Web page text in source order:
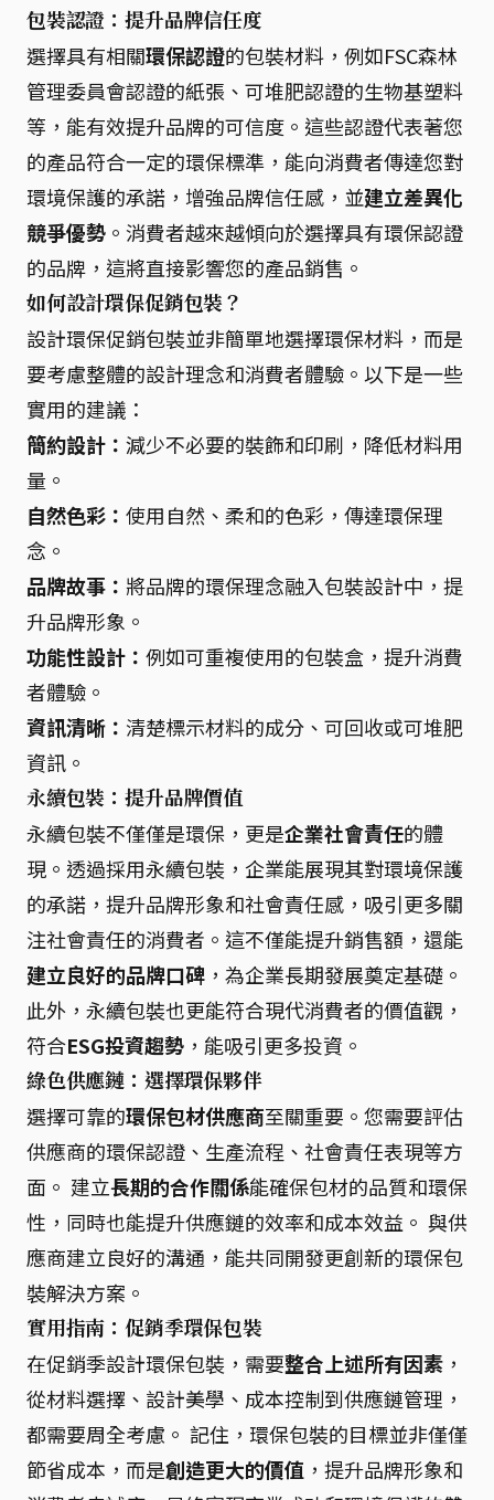
包裝認證：提升品牌信任度
選擇具有相關環保認證的包裝材料，例如FSC森林
管理委員會認證的紙張、可堆肥認證的生物基塑料
等，能有效提升品牌的可信度。這些認證代表著您
的產品符合一定的環保標準，能向消費者傳達您對
環境保護的承諾，增強品牌信任感，並建立差異化
競爭優勢 。消費者越來越傾向於選擇具有環保認證
的品牌，這將直接影響您的產品銷售。
如何設計環保促銷包裝？
設計環保促銷包裝並非簡單地選擇環保材料，而是
要考慮整體的設計理念和消費者體驗。以下是一些
實用的建議：
簡約設計： 減少不必要的裝飾和印刷，降低材料用
量。
自然色彩： 使用自然、柔和的色彩，傳達環保理
念。
品牌故事： 將品牌的環保理念融入包裝設計中，提
升品牌形象。
功能性設計： 例如可重複使用的包裝盒，提升消費
者體驗。
資訊清晰： 清楚標示材料的成分、可回收或可堆肥
資訊。
永續包裝：提升品牌價值
永續包裝不僅僅是環保，更是企業社會責任的體
現。透過採用永續包裝，企業能展現其對環境保護
的承諾，提升品牌形象和社會責任感，吸引更多關
注社會責任的消費者。這不僅能提升銷售額，還能
建立良好的品牌口碑 ，為企業長期發展奠定基礎。
此外，永續包裝也更能符合現代消費者的價值觀，
符合ESG投資趨勢 ，能吸引更多投資。
綠色供應鏈：選擇環保夥伴
選擇可靠的環保包材供應商至關重要。您需要評估
供應商的環保認證、生產流程、社會責任表現等方
面。 建立長期的合作關係能確保包材的品質和環保
性，同時也能提升供應鏈的效率和成本效益。 與供
應商建立良好的溝通，能共同開發更創新的環保包
裝解決方案。
實用指南：促銷季環保包裝
在促銷季設計環保包裝，需要整合上述所有因素 ，
從材料選擇、設計美學、成本控制到供應鏈管理，
都需要周全考慮。 記住，環保包裝的目標並非僅僅
節省成本，而是創造更大的價值 ，提升品牌形象和